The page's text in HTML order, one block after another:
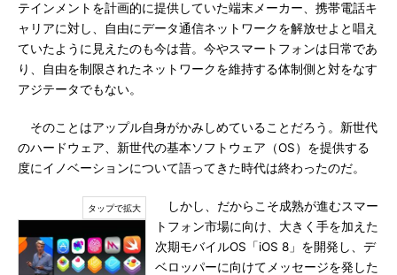
テインメントを計画的に提供していた端末メーカー、携帯電話キ
ャリアに対し、自由にデータ通信ネットワークを解放せよと唱え
ていたように見えたのも今は昔。今やスマートフォンは日常であ
り、自由を制限されたネットワークを維持する体制側と対をなす
アジテータでもない。
そのことはアップル自身がかみしめていることだろう。新世代
のハードウェア、新世代の基本ソフトウェア（OS）を提供する
度にイノベーションについて語ってきた時代は終わったのだ。
しかし、だからこそ成熟が進むスマー
トフォン市場に向け、大きく手を加えた
次期モバイルOS「iOS 8」を開発し、デ
ベロッパーに向けてメッセージを発した